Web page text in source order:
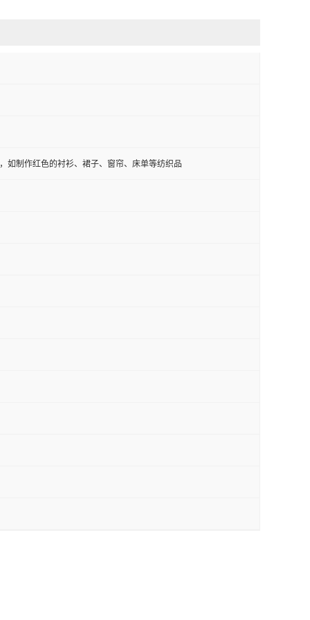
如制作红色的衬衫、裙子、窗帘、床单等纺织品